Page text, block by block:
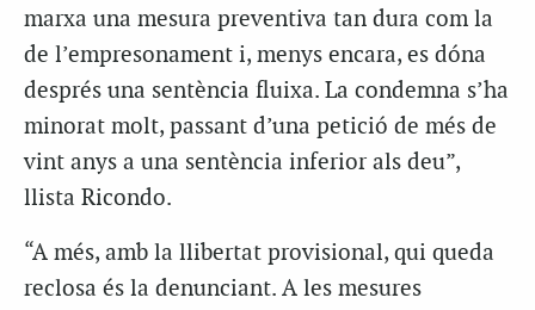
marxa una mesura preventiva tan dura com la
de l’empresonament i, menys encara, es dóna
després una sentència fluixa. La condemna s’ha
minorat molt, passant d’una petició de més de
vint anys a una sentència inferior als deu”,
llista Ricondo.
“A més, amb la llibertat provisional, qui queda
reclosa és la denunciant. A les mesures